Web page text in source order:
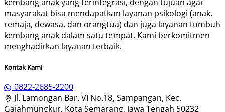
kembang anak yang terintegrasi, dengan tujuan agar
masyarakat bisa mendapatkan layanan psikologi (anak,
remaja, dewasa, dan orangtua) dan juga layanan tumbuh
kembang anak dalam satu tempat. Kami berkomitmen
menghadirkan layanan terbaik.
Kontak Kami
0822-2685-2200
Jl. Lamongan Bar. VI No.18, Sampangan, Kec.
Gajahmungkur, Kota Semarang, Jawa Tengah 50232